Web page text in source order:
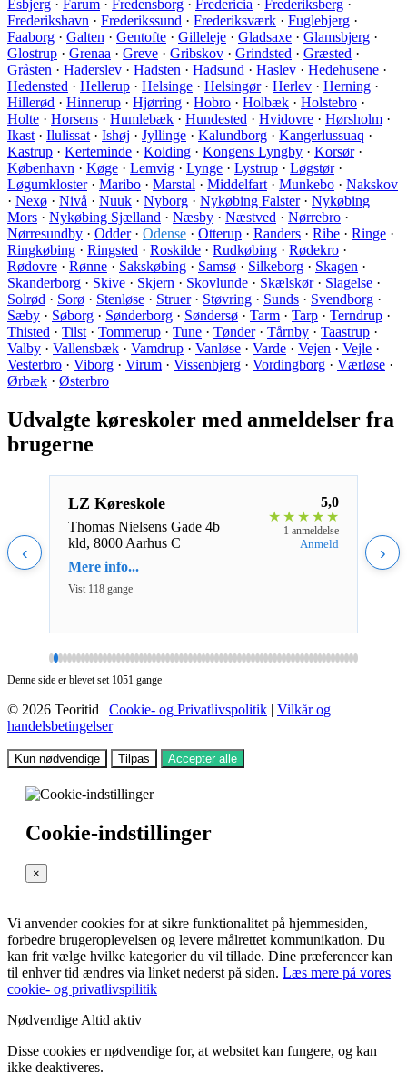
Esbjerg · Farum · Fredensborg · Fredericia · Frederiksberg ·
Frederikshavn · Frederikssund · Frederiksværk · Fuglebjerg ·
Faaborg · Galten · Gentofte · Gilleleje · Gladsaxe · Glamsbjerg ·
Glostrup · Grenaa · Greve · Gribskov · Grindsted · Græsted ·
Gråsten · Haderslev · Hadsten · Hadsund · Haslev · Hedehusene ·
Hedensted · Hellerup · Helsinge · Helsingør· Herlev · Herning ·
Hillerød · Hinnerup · Hjørring · Hobro · Holbæk · Holstebro ·
Holte · Horsens · Humlebæk · Hundested · Hvidovre · Hørsholm ·
Ikast · Ilulissat · Ishøj · Jyllinge · Kalundborg · Kangerlussuaq ·
Kastrup · Kerteminde · Kolding · Kongens Lyngby · Korsør·
København · Køge · Lemvig · Lynge · Lystrup · Løgstør·
Løgumkloster· Maribo · Marstal · Middelfart · Munkebo · Nakskov
· Nexø · Nivå · Nuuk · Nyborg · Nykøbing Falster· Nykøbing
Mors · Nykøbing Sjælland · Næsby · Næstved · Nørrebro ·
Nørresundby · Odder· Odense · Otterup · Randers · Ribe · Ringe ·
Ringkøbing · Ringsted · Roskilde · Rudkøbing · Rødekro ·
Rødovre · Rønne · Sakskøbing · Samsø · Silkeborg · Skagen ·
Skanderborg · Skive · Skjern · Skovlunde · Skælskør· Slagelse ·
Solrød · Sorø · Stenløse · Struer· Støvring · Sunds · Svendborg ·
Sæby · Søborg · Sønderborg · Søndersø · Tarm · Tarp · Terndrup ·
Thisted · Tilst · Tommerup · Tune · Tønder· Tårnby · Taastrup ·
Valby · Vallensbæk · Vamdrup · Vanløse · Varde · Vejen · Vejle ·
Vesterbro · Viborg · Virum · Vissenbjerg · Vordingborg · Værløse ·
Ørbæk · Østerbro
Udvalgte køreskoler med anmeldelser fra
brugerne
‹
LZ Køreskole
Thomas Nielsens Gade 4b
kld, 8000 Aarhus C
Mere info...
Vist 118 gange
5,0
★ ★ ★ ★ ★
1 anmeldelse
Anmeld ›
Denne side er blevet set 1051 gange
© 2026 Teoritid | Cookie- og Privatlivspolitik | Vilkår og
handelsbetingelser
Kun nødvendige Tilpas Accepter alle
Cookie-indstillinger
×
Vi anvender cookies for at sikre funktionalitet på hjemmesiden,
forbedre brugeroplevelsen og levere målrettet kommunikation. Du
kan frit vælge hvilke kategorier du vil tillade. Dine præferencer kan
til enhver tid ændres via linket nederst på siden. Læs mere på vores
cookie- og privatlivspilitik
Nødvendige Altid aktiv
Disse cookies er nødvendige for, at websitet kan fungere, og kan
ikke deaktiveres.